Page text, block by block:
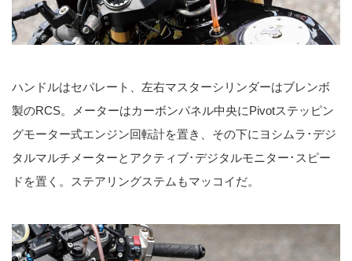
ハンドルはセパレート、左右マスターシリンダーはブレンボ
製のRCS。メーターはカーボンパネル中央にPivotステッピン
グモーター式エンジン回転計を置き、その下にヨシムラ･デジ
タルマルチメーターとアクティブ･デジタルモニター･スピー
ドを置く。ステアリングステムもマッコイだ。